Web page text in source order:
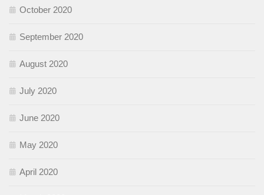
October 2020
September 2020
August 2020
July 2020
June 2020
May 2020
April 2020